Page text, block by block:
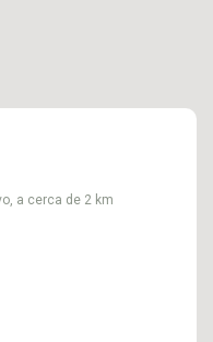
a cerca de 2 km